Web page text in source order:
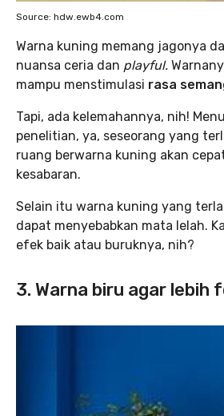
Source: hdw.ewb4.com
Warna kuning memang jagonya
nuansa ceria dan playful.
mampu menstimulasi rasa
Tapi, ada kelemahannya, nih!
penelitian, ya, seseorang yang
ruang berwarna kuning akan
kesabaran.
Selain itu warna kuning yang
dapat menyebabkan mata lelah.
efek baik atau buruknya, nih?
3. Warna biru agar lebih